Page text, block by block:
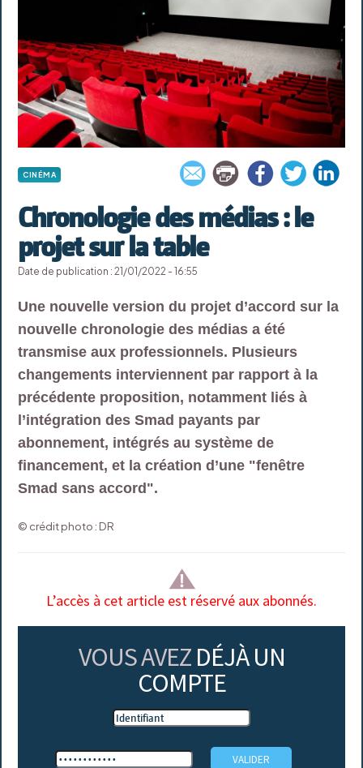
CINÉMA
Chronologie des médias : le
projet sur la table
Date de publication : 21/01/2022 - 16:55
Une nouvelle version du projet d’accord sur la
nouvelle chronologie des médias a été
transmise aux professionnels. Plusieurs
changements interviennent par rapport à la
précédente proposition, notamment liés à
l’intégration des Smad payants par
abonnement, intégrés au système de
financement, et la création d’une "fenêtre
Smad sans accord".
© crédit photo : DR
L’accès à cet article est réservé aux abonnés.
VOUS AVEZ DÉJÀ UN
COMPTE